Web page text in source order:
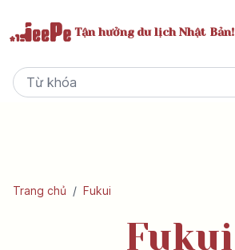
Tận hưởngdu lịch Nhật Bản!
Trang chủ / Fukui
Fukui